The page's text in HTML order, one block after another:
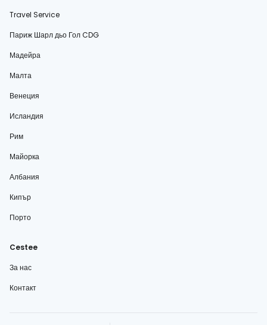
Travel Service
Париж Шарл дьо Гол CDG
Мадейра
Малта
Венеция
Исландия
Рим
Майорка
Албания
Кипър
Порто
Cestee
За нас
Контакт